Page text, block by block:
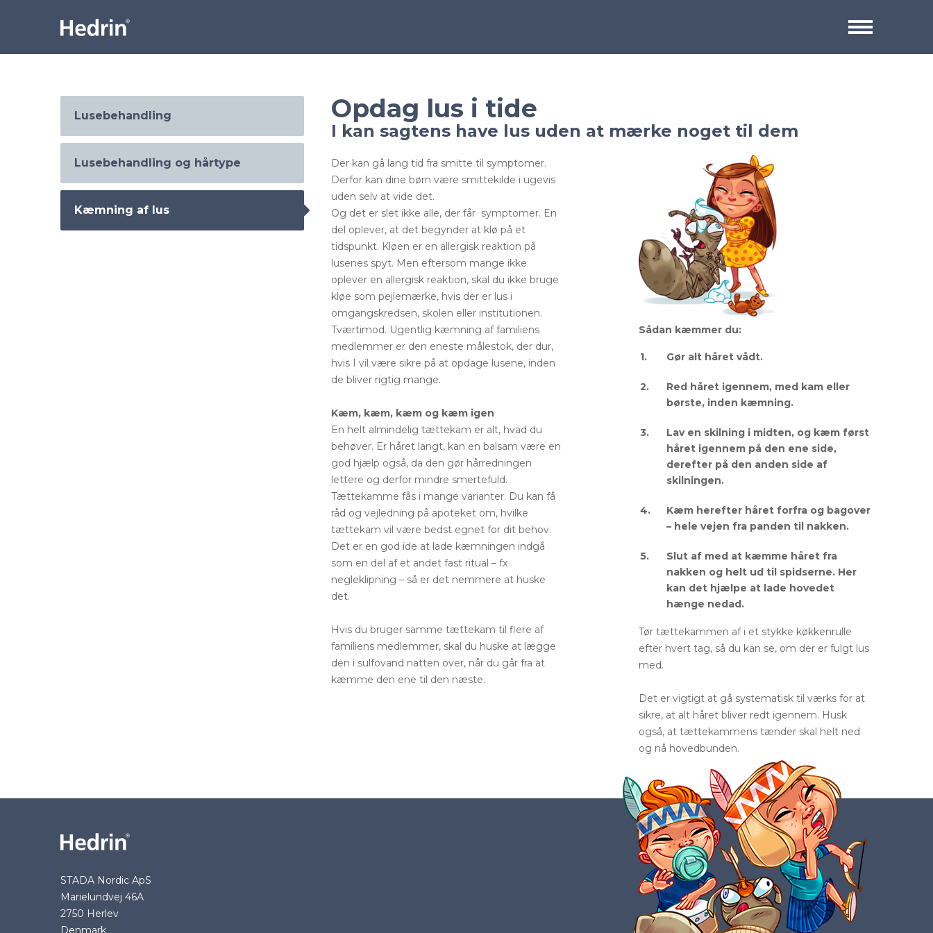
Lusebehandling
Lusebehandling og hårtype
Kæmning af lus
Opdag lus i tide
I kan sagtens have lus uden at mærke noget til dem
Der kan gå lang tid fra smitte til symptomer.
Derfor kan dine børn være smittekilde i ugevis
uden selv at vide det.
Og det er slet ikke alle, der får symptomer. En
del oplever, at det begynder at klø på et
tidspunkt. Kløen er en allergisk reaktion på
lusenes spyt. Men eftersom mange ikke
oplever en allergisk reaktion, skal du ikke bruge
kløe som pejlemærke, hvis der er lus i
omgangskredsen, skolen eller institutionen.
Tværtimod. Ugentlig kæmning af familiens
medlemmer er den eneste målestok, der dur,
hvis I vil være sikre på at opdage lusene, inden
de bliver rigtig mange.
Kæm, kæm, kæm og kæm igen
En helt almindelig tættekam er alt, hvad du
behøver. Er håret langt, kan en balsam være en
god hjælp også, da den gør hårredningen
lettere og derfor mindre smertefuld.
Tættekamme fås i mange varianter. Du kan få
råd og vejledning på apoteket om, hvilke
tættekam vil være bedst egnet for dit behov.
Det er en god ide at lade kæmningen indgå
som en del af et andet fast ritual – fx
negleklipning – så er det nemmere at huske
det.
Hvis du bruger samme tættekam til flere af
familiens medlemmer, skal du huske at lægge
den i sulfovand natten over, når du går fra at
kæmme den ene til den næste.
Sådan kæmmer du:
Gør alt håret vådt.
Red håret igennem, med kam eller
børste, inden kæmning.
Lav en skilning i midten, og kæm først
håret igennem på den ene side,
derefter på den anden side af
skilningen.
Kæm herefter håret forfra og bagover
– hele vejen fra panden til nakken.
Slut af med at kæmme håret fra
nakken og helt ud til spidserne. Her
kan det hjælpe at lade hovedet
hænge nedad.
Tør tættekammen af i et stykke køkkenrulle
efter hvert tag, så du kan se, om der er fulgt lus
med.
Det er vigtigt at gå systematisk til værks for at
sikre, at alt håret bliver redt igennem. Husk
også, at tættekammens tænder skal helt ned
og nå hovedbunden.
STADA Nordic ApS
Marielundvej 46A
2750 Herlev
Denmark